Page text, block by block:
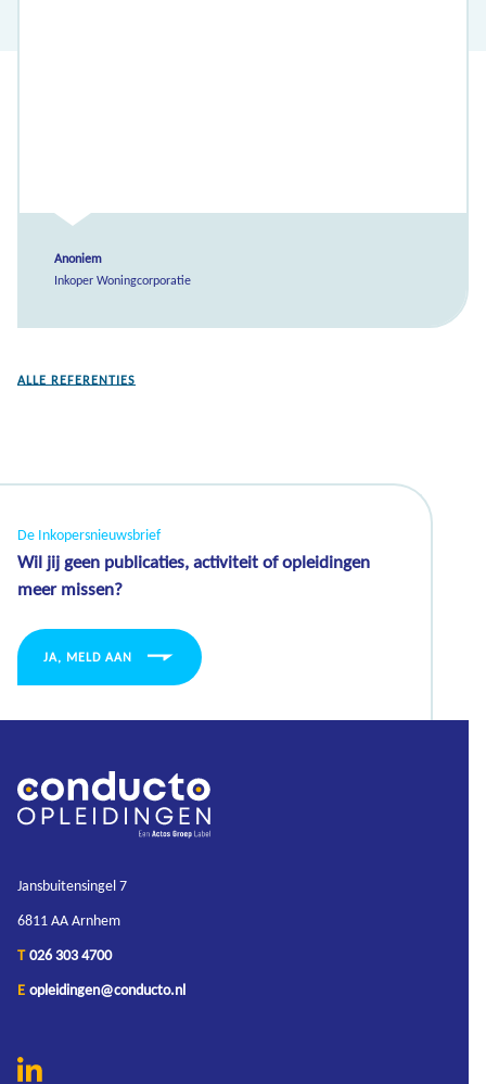
Anoniem
Inkoper Woningcorporatie
ALLE REFERENTIES
De Inkopersnieuwsbrief
Wil jij geen publicaties, activiteit of opleidingen
meer missen?
JA, MELD AAN
Jansbuitensingel 7
6811 AA Arnhem
T 026 303 4700
E opleidingen@conducto.nl